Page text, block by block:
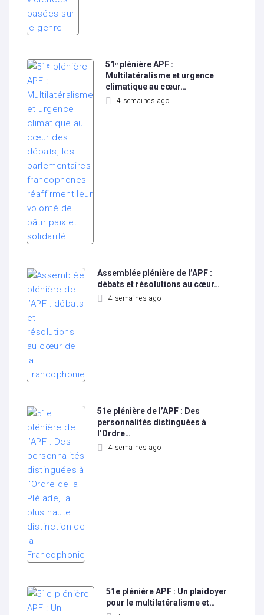
51ᵉ plénière APF :
Multilatéralisme et urgence
climatique au cœur…
4 semaines ago
Assemblée plénière de l’APF :
débats et résolutions au cœur…
4 semaines ago
51e plénière de l’APF : Des
personnalités distinguées à
l’Ordre…
4 semaines ago
51e plénière APF : Un plaidoyer
pour le multilatéralisme et…